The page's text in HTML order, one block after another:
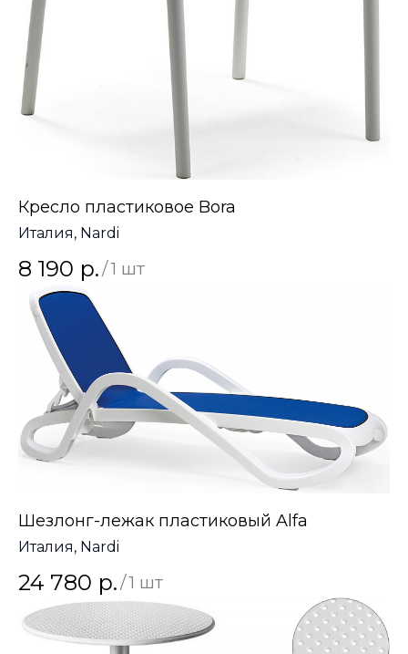
Кресло пластиковое Bora
Италия, Nardi
8 190 р./1 шт
Шезлонг-лежак пластиковый Alfa
Италия, Nardi
24 780 р./1 шт